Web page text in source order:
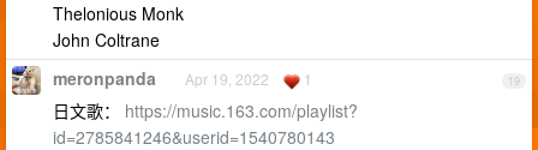
Thelonious Monk
John Coltrane
19
meronpanda Apr 19, 2022 1
日文歌： https://music.163.com/playlist?
id=2785841246&userid=1540780143